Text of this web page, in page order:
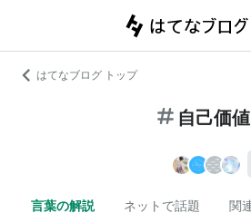
はてなブログ トップ
自己価値
言葉の解説 ネットで話題 関